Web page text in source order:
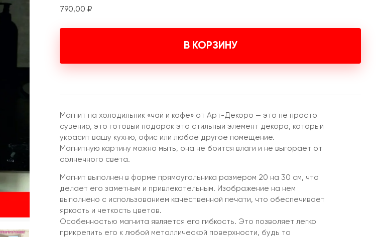
790,00 ₽
В КОРЗИНУ
Магнит на холодильник «чай и кофе» от Арт-Декоро — это не просто
сувенир, это готовый подарок это стильный элемент декора, который
украсит вашу кухню, офис или любое другое помещение.
Магнитную картину можно мыть, она не боится влаги и не выгорает от
солнечного света.
Магнит выполнен в форме прямоугольника размером 20 на 30 см, что
делает его заметным и привлекательным. Изображение на нем
выполнено с использованием качественной печати, что обеспечивает
яркость и четкость цветов.
Особенностью магнита является его гибкость. Это позволяет легко
прикрепить его к любой металлической поверхности, будь то